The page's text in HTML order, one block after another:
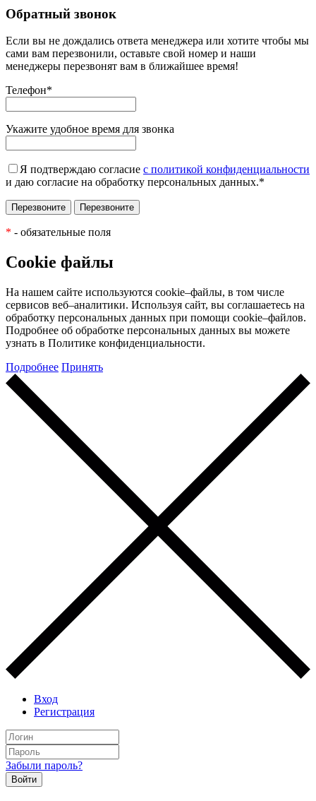
Обратный звонок
Если вы не дождались ответа менеджера или хотите чтобы мы
сами вам перезвонили, оставьте свой номер и наши
менеджеры перезвонят вам в ближайшее время!
Телефон*
Укажите удобное время для звонка
Я подтверждаю согласие с политикой конфиденциальности
и даю согласие на обработку персональных данных.*
* - обязательные поля
Cookie файлы
На нашем сайте используются cookie–файлы, в том числе
сервисов веб–аналитики. Используя сайт, вы соглашаетесь на
обработку персональных данных при помощи cookie–файлов.
Подробнее об обработке персональных данных вы можете
узнать в Политике конфиденциальности.
Подробнее Принять
Вход
Регистрация
Забыли пароль?
Войти